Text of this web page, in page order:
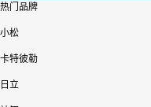
热门品牌
小松
卡特彼勒
日立